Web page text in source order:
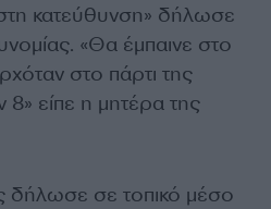
κατεύθυνση» δήλωσε
«Θα έμπαινε στο
στο πάρτι της
8» είπε η μητέρα της
δήλωσε σε τοπικό μέσο